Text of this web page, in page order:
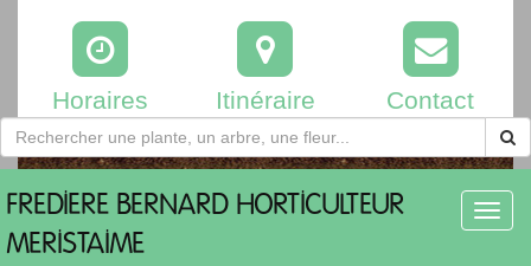
Horaires Itinéraire Contact
FREDIERE BERNARD HORTICULTEUR
MERISTAIME